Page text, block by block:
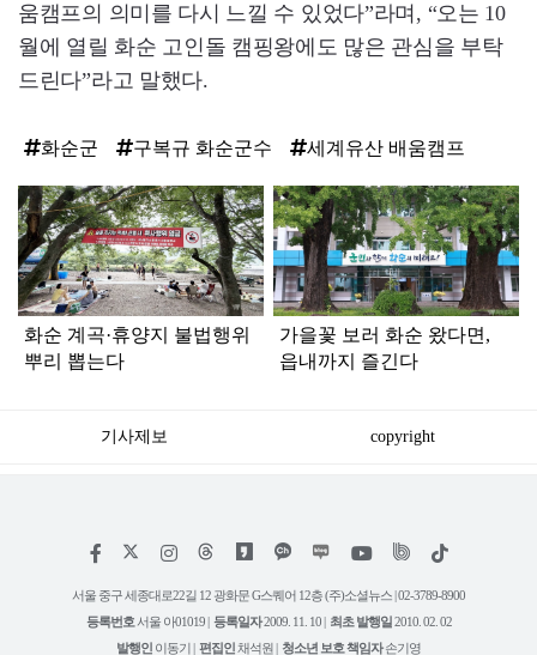
움캠프의 의미를 다시 느낄 수 있었다”라며, “오는 10
월에 열릴 화순 고인돌 캠핑왕에도 많은 관심을 부탁
드린다”라고 말했다.
화순군 구복규 화순군수 세계유산 배움캠프
탑
라
인
화순 계곡·휴양지 불법행위
뿌리 뽑는다
가을꽃 보러 화순 왔다면,
읍내까지 즐긴다
기사제보 copyright
페
스
인
타
램
위
트
유
튜
틱
서울 중구 세종대로22길 12 광화문 G스퀘어 12층 (주)소셜뉴스 | 02-3789-8900
등록번호 서울 아01019 | 등록일자2009. 11. 10 | 최초 발행일2010. 02. 02
발행인 이동기 | 편집인채석원 | 청소년 보호 책임자손기영